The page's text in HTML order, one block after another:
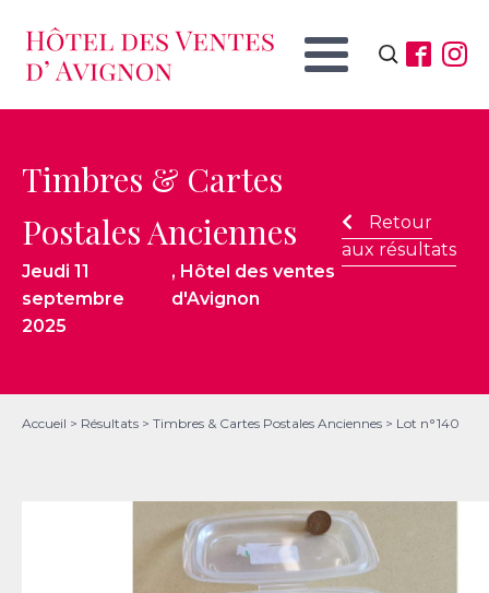
Rechercher :
Timbres & Cartes
Postales Anciennes
Jeudi 11
septembre
2025
, Hôtel des ventes
d'Avignon
Retour
aux résultats
Accueil > Résultats > Timbres & Cartes Postales Anciennes > Lot n°140